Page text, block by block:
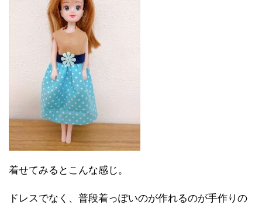
着せてみるとこんな感じ。
ドレスでなく、普段着っぽいのが作れるのが手作りの